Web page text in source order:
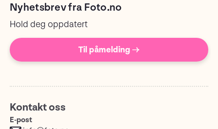
Nyhetsbrev fra Foto.no
Hold deg oppdatert
Til påmelding →
Kontakt oss
E-post